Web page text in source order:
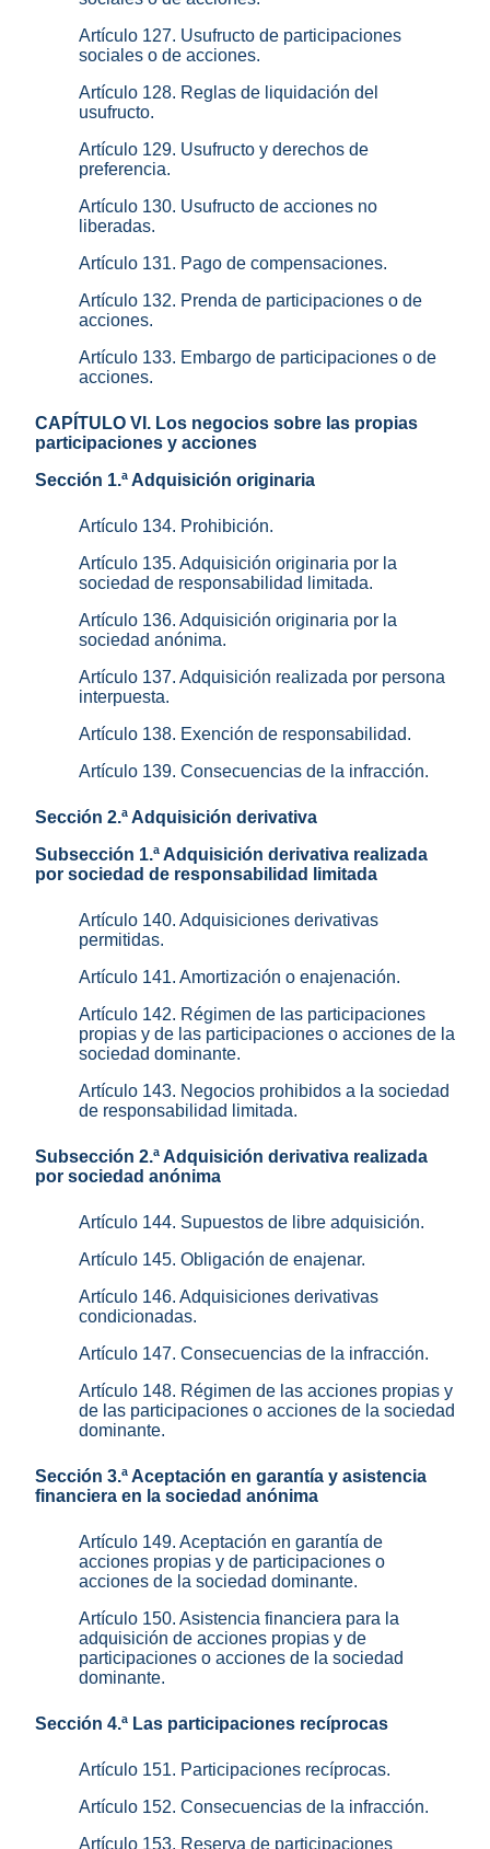
Artículo 127. Usufructo de participaciones
sociales o de acciones.
Artículo 128. Reglas de liquidación del
usufructo.
Artículo 129. Usufructo y derechos de
preferencia.
Artículo 130. Usufructo de acciones no
liberadas.
Artículo 131. Pago de compensaciones.
Artículo 132. Prenda de participaciones o de
acciones.
Artículo 133. Embargo de participaciones o de
acciones.
CAPÍTULO VI. Los negocios sobre las propias
participaciones y acciones
Sección 1.ª Adquisición originaria
Artículo 134. Prohibición.
Artículo 135. Adquisición originaria por la
sociedad de responsabilidad limitada.
Artículo 136. Adquisición originaria por la
sociedad anónima.
Artículo 137. Adquisición realizada por persona
interpuesta.
Artículo 138. Exención de responsabilidad.
Artículo 139. Consecuencias de la infracción.
Sección 2.ª Adquisición derivativa
Subsección 1.ª Adquisición derivativa realizada
por sociedad de responsabilidad limitada
Artículo 140. Adquisiciones derivativas
permitidas.
Artículo 141. Amortización o enajenación.
Artículo 142. Régimen de las participaciones
propias y de las participaciones o acciones de la
sociedad dominante.
Artículo 143. Negocios prohibidos a la sociedad
de responsabilidad limitada.
Subsección 2.ª Adquisición derivativa realizada
por sociedad anónima
Artículo 144. Supuestos de libre adquisición.
Artículo 145. Obligación de enajenar.
Artículo 146. Adquisiciones derivativas
condicionadas.
Artículo 147. Consecuencias de la infracción.
Artículo 148. Régimen de las acciones propias y
de las participaciones o acciones de la sociedad
dominante.
Sección 3.ª Aceptación en garantía y asistencia
financiera en la sociedad anónima
Artículo 149. Aceptación en garantía de
acciones propias y de participaciones o
acciones de la sociedad dominante.
Artículo 150. Asistencia financiera para la
adquisición de acciones propias y de
participaciones o acciones de la sociedad
dominante.
Sección 4.ª Las participaciones recíprocas
Artículo 151. Participaciones recíprocas.
Artículo 152. Consecuencias de la infracción.
Artículo 153. Reserva de participaciones